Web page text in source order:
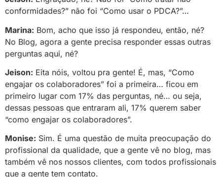
conformidades?” não foi “Como usar o PDCA?”…
Marina: Bom, acho que isso já respondeu, então, né?
No Blog, agora a gente precisa responder essas outras
perguntas aqui, né?
Jeison: Eita nóis, voltou pra gente! É, mas, “Como
engajar os colaboradores” foi a primeira… ficou em
primeiro lugar com 17% das perguntas, né… ou seja,
dessas pessoas que entraram ali, 17% querem saber
“como engajar os colaboradores”.
Monise: Sim. É uma questão de muita preocupação do
profissional da qualidade, que a gente vê no blog, mas
também vê nos nossos clientes, com todos profissionais
que a gente tem contato.